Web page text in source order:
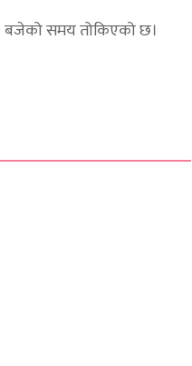
बजेको समय तोकिएको छ।